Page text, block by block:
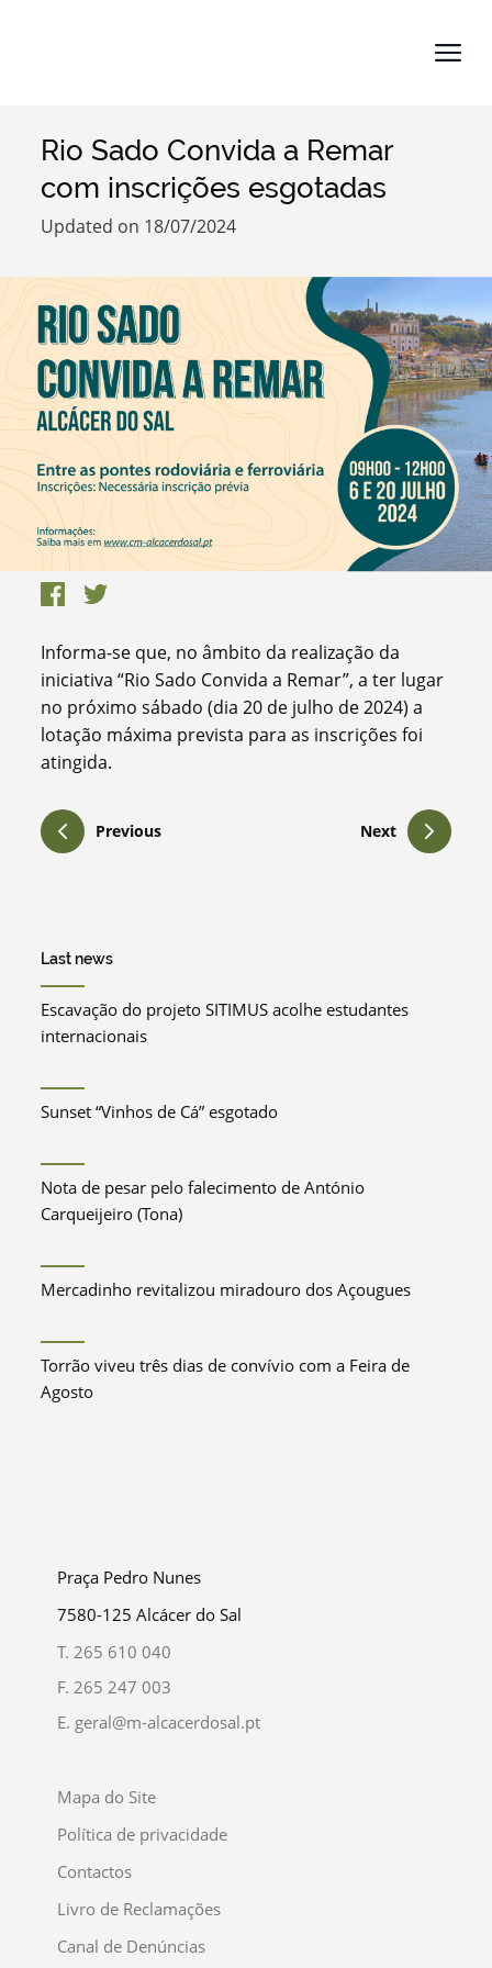
Search term
Categories
Filters
Rio Sado Convida a Remar
com inscrições esgotadas
Updated on 18/07/2024
Informa-se que, no âmbito da realização da
iniciativa “Rio Sado Convida a Remar”, a ter lugar
no próximo sábado (dia 20 de julho de 2024) a
lotação máxima prevista para as inscrições foi
atingida.
Previous Next
Last news
Escavação do projeto SITIMUS acolhe estudantes
internacionais
Sunset “Vinhos de Cá” esgotado
Nota de pesar pelo falecimento de António
Carqueijeiro (Tona)
Mercadinho revitalizou miradouro dos Açougues
Torrão viveu três dias de convívio com a Feira de
Agosto
Praça Pedro Nunes
7580-125 Alcácer do Sal
T. 265 610 040
F. 265 247 003
E. geral@m-alcacerdosal.pt
Mapa do Site
Política de privacidade
Contactos
Livro de Reclamações
Canal de Denúncias